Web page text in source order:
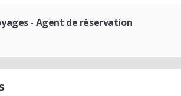
- Agent de réservation